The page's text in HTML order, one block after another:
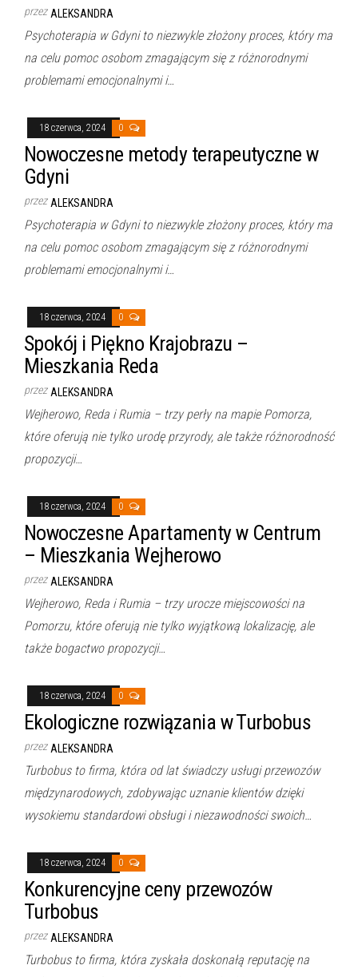
przez ALEKSANDRA
Psychoterapia w Gdyni to niezwykle złożony proces, który ma
na celu pomoc osobom zmagającym się z różnorodnymi
problemami emocjonalnymi i…
18 czerwca, 2024 0
Nowoczesne metody terapeutyczne w
Gdyni
przez ALEKSANDRA
Psychoterapia w Gdyni to niezwykle złożony proces, który ma
na celu pomoc osobom zmagającym się z różnorodnymi
problemami emocjonalnymi i…
18 czerwca, 2024 0
Spokój i Piękno Krajobrazu –
Mieszkania Reda
przez ALEKSANDRA
Wejherowo, Reda i Rumia – trzy perły na mapie Pomorza,
które oferują nie tylko urodę przyrody, ale także różnorodność
propozycji…
18 czerwca, 2024 0
Nowoczesne Apartamenty w Centrum
– Mieszkania Wejherowo
przez ALEKSANDRA
Wejherowo, Reda i Rumia – trzy urocze miejscowości na
Pomorzu, które oferują nie tylko wyjątkową lokalizację, ale
także bogactwo propozycji…
18 czerwca, 2024 0
Ekologiczne rozwiązania w Turbobus
przez ALEKSANDRA
Turbobus to firma, która od lat świadczy usługi przewozów
międzynarodowych, zdobywając uznanie klientów dzięki
wysokiemu standardowi obsługi i niezawodności swoich…
18 czerwca, 2024 0
Konkurencyjne ceny przewozów
Turbobus
przez ALEKSANDRA
Turbobus to firma, która zyskała doskonałą reputację na